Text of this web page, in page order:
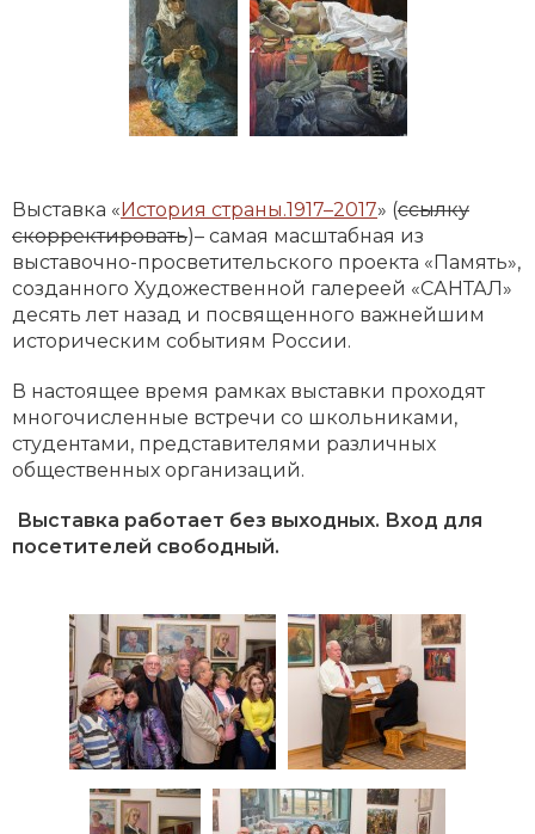
Выставка « История страны.1917–2017» (ссылку
скорректировать)– самая масштабная из
выставочно-просветительского проекта «Память»,
созданного Художественной галереей «САНТАЛ»
десять лет назад и посвященного важнейшим
историческим событиям России.
В настоящее время рамках выставки проходят
многочисленные встречи со школьниками,
студентами, представителями различных
общественных организаций.
Выставка работает без выходных. Вход для
посетителей свободный.